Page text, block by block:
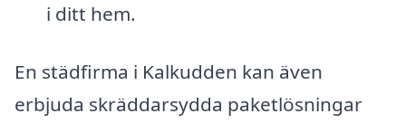
i ditt hem.
En städfirma i Kalkudden kan även
erbjuda skräddarsydda paketlösningar